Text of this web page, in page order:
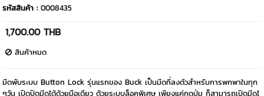
รหัสสินค้า :0008435
1,700.00 THB
สินค้าหมด
มีดพับระบบ Button Lock รุ่นแรกของ Buck เป็นมีดที่ลงตัวสำหรับการพกพาในทุก
ๆวัน เปิดปิดมีดได้ด้วยมือเดียว ด้วยระบบล็อคพิเศษ เพียงแค่กดปุ่ม ก็สามารถเปิดมีดไ